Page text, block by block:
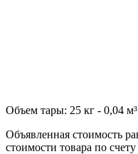
Объем тары: 25 кг - 0,04 м³
Объявленная стоимость
стоимости товара по